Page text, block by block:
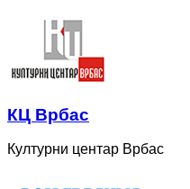
КЦ Врбас
Културни центар Врбас